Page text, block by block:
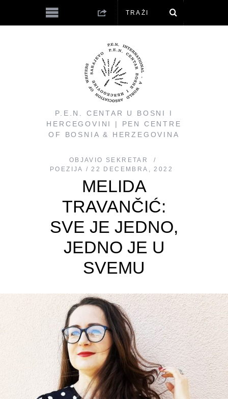
P.E.N. CENTAR U BOSNI I
HERCEGOVINI | PEN CENTRE
OF BOSNIA & HERZEGOVINA
OBJAVIO
SEKRETAR
POEZIJA
22 DECEMBRA, 2022
MELIDA
TRAVANČIĆ:
SVE JE JEDNO,
JEDNO JE U
SVEMU